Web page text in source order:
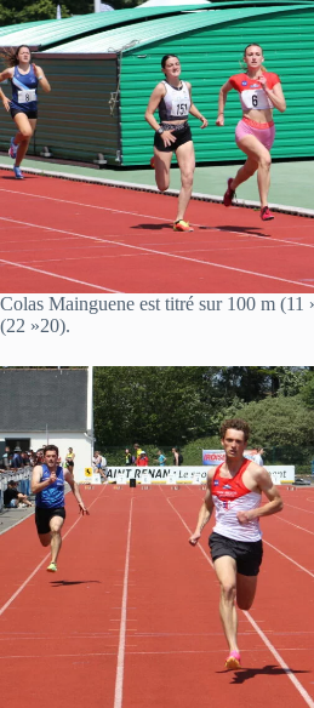
Colas Mainguene est titré sur 100 m (11
(22 »20).